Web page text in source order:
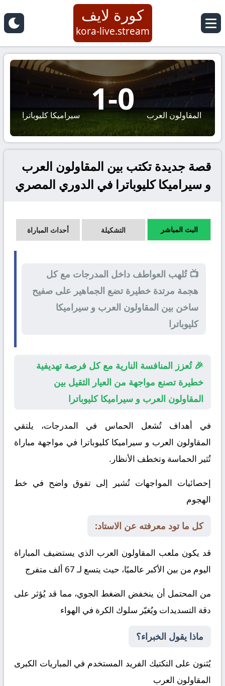
كورة لايف
kora-live.stream
المقاولون العرب 0
-
1 سيراميكا كليوباترا
قصة جديدة تكتب بين المقاولون العرب
و سيراميكا كليوباترا في الدوري المصري
البث المباشر التشكيلة أحداث المباراة
📺 تُلهب العواطف داخل المدرجات مع كل
هجمة مرتدة خطيرة تضع الجماهير على صفيح
ساخن بين المقاولون العرب و سيراميكا
كليوباترا
🎉 تُعزز المنافسة النارية مع كل فرصة تهديفية
خطيرة تصنع مواجهة من العيار الثقيل بين
المقاولون العرب و سيراميكا كليوباترا
في أهداف تُشعل الحماس في المدرجات، يلتقي
المقاولون العرب و سيراميكا كليوباترا في مواجهة مباراة
تُثير الحماسة وتخطف الأنظار.
إحصائيات المواجهات تُشير إلى تفوق واضح في خط
الهجوم
كل ما تود معرفته عن الاستاد:
قد يكون ملعب المقاولون العرب الذي يستضيف المباراة
اليوم من بين الأكبر عالميًا، حيث يتسع لـ 67 ألف متفرج
من المحتمل أن ينخفض الضغط الجوي، مما قد يُؤثر على
دقة التسديدات ويُغيّر سلوك الكرة في الهواء
ماذا يقول الخبراء؟
يُثنون على التكتيك الفريد المستخدم في المباريات الكبرى
المقاولون العرب